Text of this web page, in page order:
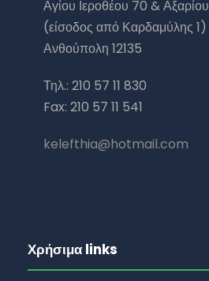
Αγίου Ιεροθέου 70 & Αξαρίου
(είσοδος από Καρδαμύλης 1)
Ανθούπολη 12135
Τηλ.: 210 57 11 830
Fax: 210 57 11 541
kelefthia@hotmail.com
Χρήσιμα links